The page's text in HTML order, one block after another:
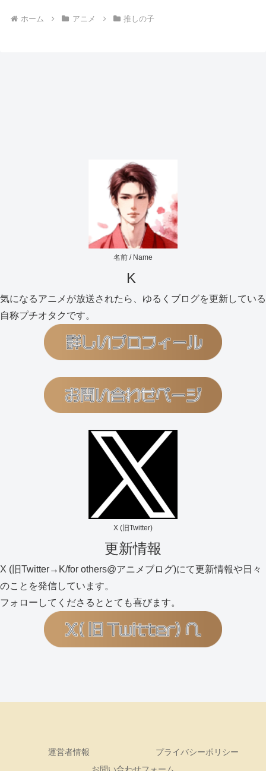
ホーム アニメ 推しの子
名前 / Name
K
気になるアニメが放送されたら、ゆるくブログを更新している
自称プチオタクです。
X (旧Twitter)
更新情報
X (旧Twitter→K/for others@アニメブログ)にて更新情報や日々
のことを発信しています。
フォローしてくださるととても喜びます。
運営者情報
プライバシーポリシー
お問い合わせフォーム